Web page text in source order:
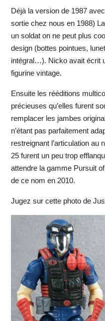
Déjà la version de 1987
sortie chez nous en 1988)
un soldat on ne peut plus
design (bottes pointues,
intégral…). Nicko avait écrit
figurine vintage.
Ensuite les rééditions
précieuses qu’elles furent
remplacer les jambes
n’étant pas parfaitement
restreignant l’articulation au
25 furent un peu trop
attendre la gamme Pursuit
de ce nom en 2010.
Jugez sur cette photo de